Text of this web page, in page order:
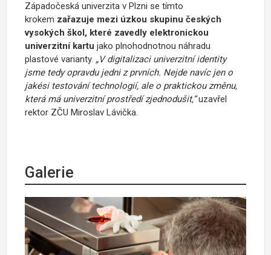
Západočeská univerzita v Plzni se tímto
krokem zařazuje mezi úzkou skupinu českých
vysokých škol, které zavedly elektronickou
univerzitní kartu jako plnohodnotnou náhradu
plastové varianty. „V digitalizaci univerzitní identity
jsme tedy opravdu jedni z prvních. Nejde navíc jen o
jakési testování technologií, ale o praktickou změnu,
která má univerzitní prostředí zjednodušit,“uzavřel
rektor ZČU Miroslav Lávička.
Galerie